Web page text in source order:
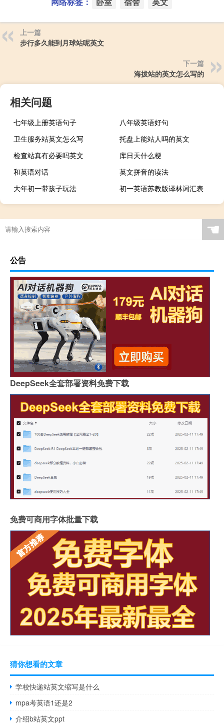
上一篇
步行多久能到月球站呢英文
下一篇
海拔站的英文怎么写的
相关问题
七年级上册英语句子
八年级英语好句
卫生服务站英文怎么写
托盘上能站人吗的英文
检查站真有必要吗英文
库日天什么梗
和英语对话
英文拼音的读法
大年初一带孩子玩法
初一英语苏教版译林词汇表
☚
公告
DeepSeek全套部署资料免费下载
免费可商用字体批量下载
猜你想看的文章
学校快递站英文缩写是什么
mpa考英语1还是2
介绍b站英文ppt